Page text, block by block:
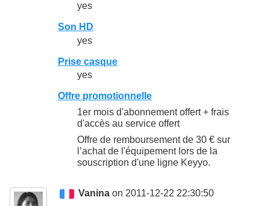
yes
Son HD
yes
Prise casque
yes
Offre promotionnelle
1er mois d'abonnement offert + frais
d'accès au service offert
Offre de remboursement de 30 € sur
l’achat de l'équipement lors de la
souscription d'une ligne Keyyo.
Vanina on 2011-12-22 22:30:50